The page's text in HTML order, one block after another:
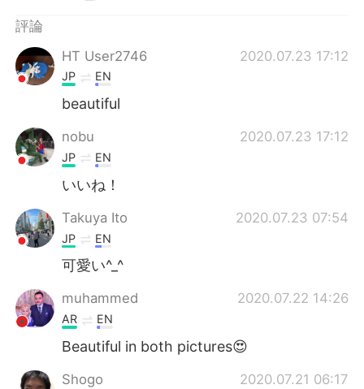
Indonesia
Türkçe
Português
評論
HT User2746
2020.07.23 17:12
JP EN
beautiful
nobu 2020.07.23 17:12
JP EN
いいね！
Takuya Ito 2020.07.23 07:54
JP EN
可愛い^_^
muhammed 2020.07.22 14:26
AR EN
Beautiful in both pictures😍
Shogo 2020.07.21 06:17